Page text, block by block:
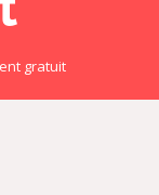
gratuit